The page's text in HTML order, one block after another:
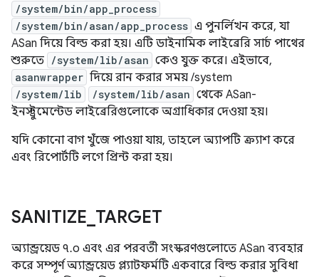
/system/bin/app_process
/system/bin/asan/app_process এ পুনর্লিখন করে, যা
ASan দিয়ে বিল্ড করা হয়। এটি ডাইনামিক লাইব্রেরি সার্চ পাথের
শুরুতে /system/lib/asan কেও যুক্ত করে। এইভাবে,
asanwrapper দিয়ে রান করার সময় /system
/system/lib /system/lib/asan থেকে ASan-
ইনস্ট্রুমেন্টেড লাইব্রেরিগুলোকে অগ্রাধিকার দেওয়া হয়।
যদি কোনো বাগ খুঁজে পাওয়া যায়, তাহলে অ্যাপটি ক্র্যাশ করে
এবং রিপোর্টটি লগে প্রিন্ট করা হয়।
SANITIZE TARGET
অ্যান্ড্রয়েড ৭.০ এবং এর পরবর্তী সংস্করণগুলোতে ASan ব্যবহার
করে সম্পূর্ণ অ্যান্ড্রয়েড প্ল্যাটফর্মটি একবারে বিল্ড করার সুবিধা